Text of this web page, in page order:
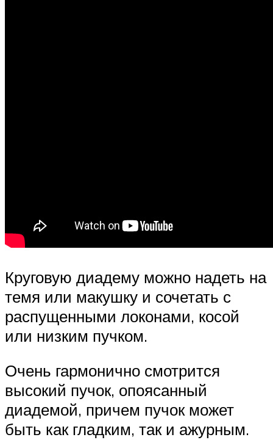
Круговую диадему можно надеть на
темя или макушку и сочетать с
распущенными локонами, косой
или низким пучком.
Очень гармонично смотрится
высокий пучок, опоясанный
диадемой, причем пучок может
быть как гладким, так и ажурным.